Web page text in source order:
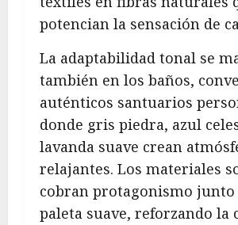
potencian la sensación de
La adaptabilidad tonal se
también en los baños,
auténticos santuarios
donde gris piedra, azul
lavanda suave crean
relajantes. Los materiales
cobran protagonismo junto
paleta suave, reforzando la